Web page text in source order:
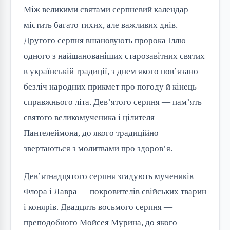
Між великими святами серпневий календар
містить багато тихих, але важливих днів.
Другого серпня вшановують пророка Іллю —
одного з найшанованіших старозавітних святих
в українській традиції, з днем якого пов’язано
безліч народних прикмет про погоду й кінець
справжнього літа. Дев’ятого серпня — пам’ять
святого великомученика і цілителя
Пантелеймона, до якого традиційно
звертаються з молитвами про здоров’я.
Дев’ятнадцятого серпня згадують мучеників
Флора і Лавра — покровителів свійських тварин
і конярів. Двадцять восьмого серпня —
преподобного Мойсея Мурина, до якого